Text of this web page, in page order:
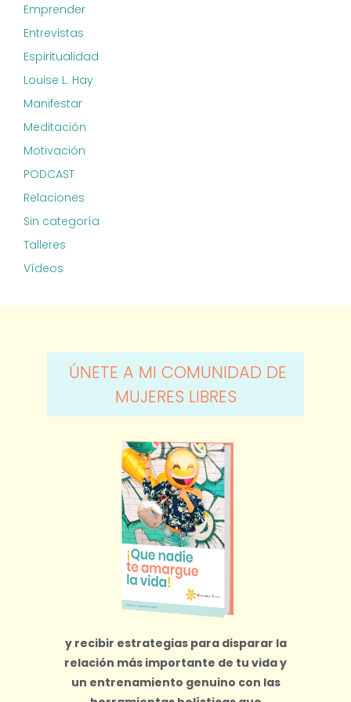
Emprender
Entrevistas
Espiritualidad
Louise L. Hay
Manifestar
Meditación
Motivación
PODCAST
Relaciones
Sin categoría
Talleres
Vídeos
ÚNETE A MI COMUNIDAD DE
MUJERES LIBRES
y recibir estrategias para disparar la
relación más importante de tu vida y
un entrenamiento genuino con las